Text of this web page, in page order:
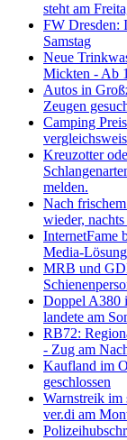
steht am
FW Dresden:
Samstag
Neue
Mickten - Ab
Autos in
Zeugen
Camping
Kreuzotter
melden.
Nach
wieder,
InternetFame
Media-
MRB und
Doppel A380
landete am
RB72:
- Zug am
Kaufland im
geschlossen
Warnstreik
ver.di am